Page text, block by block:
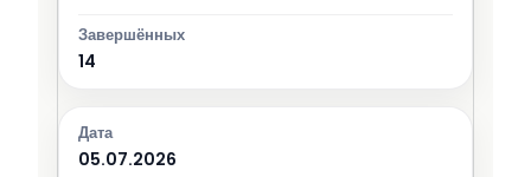
14
05.07.2026